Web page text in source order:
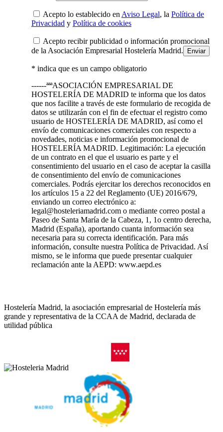
Acepto lo establecido en Aviso Legal, la Política de
Privacidad y Política de cookies
Acepto recibir publicidad o información promocional
de la Asociación Empresarial Hostelería Madrid.
* indica que es un campo obligatorio
------ªªªASOCIACIÓN EMPRESARIAL DE
HOSTELERÍA DE MADRID te informa que los datos
que nos facilite a través de este formulario de recogida de
datos se utilizarán con el fin de efectuar el registro como
usuario de HOSTELERÍA DE MADRID, así como el
envío de comunicaciones comerciales con respecto a
novedades, noticias e información promocional de
HOSTELERÍA MADRID. Legitimación: La ejecución
de un contrato en el que el usuario es parte y el
consentimiento del usuario en el caso de aceptar la casilla
de consentimiento del envío de comunicaciones
comerciales. Podrás ejercitar los derechos reconocidos en
los artículos 15 a 22 del Reglamento (UE) 2016/679,
enviando un correo electrónico a:
legal@hosteleriamadrid.com o mediante correo postal a
Paseo de Santa María de la Cabeza, 1, 1o centro derecha,
Madrid (España), aportando cuanta información sea
necesaria para su correcta identificación. Para más
información, consulte nuestra Política de Privacidad. Así
mismo, se le informa que puede presentar cualquier
reclamación ante la AEPD: www.aepd.es
Hostelería Madrid, la asociación empresarial de Hostelería más
grande y representativa de la CCAA de Madrid, declarada de
utilidad pública